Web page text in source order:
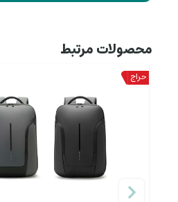
محصولات مرتبط